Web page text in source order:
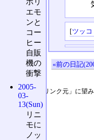
[ツッ
«前の日記
↑の「本日のリンク元」に望
ホリ
エモ
ンと
コー
ヒー
自販
機の
衝撃
2005-
03-
13(Sun)
リニ
モに
ノッ